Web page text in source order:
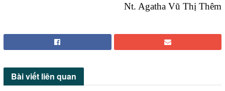
Nt. Agatha Vũ Thị Thêm
Bài viết liên quan